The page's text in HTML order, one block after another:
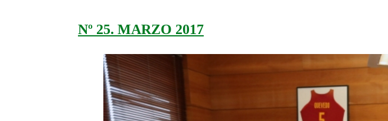
Nº 25. MARZO 2017